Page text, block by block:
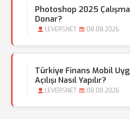
Photoshop 2025
Donar?
LEVERSNET 08.08.2026
Türkiye Finans Mobil
Açılışı Nasıl Yapılır?
LEVERSNET 08.08.2026